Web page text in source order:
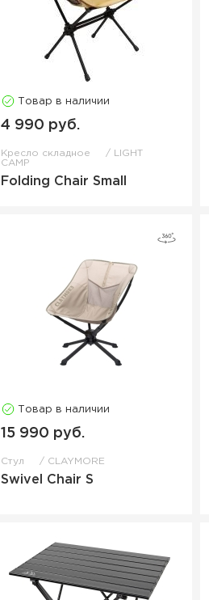
Товар в наличии
4 990 руб.
Кресло складное
LIGHT
CAMP
Folding Chair Small
Товар в наличии
15 990 руб.
Стул CLAYMORE
Swivel Chair S